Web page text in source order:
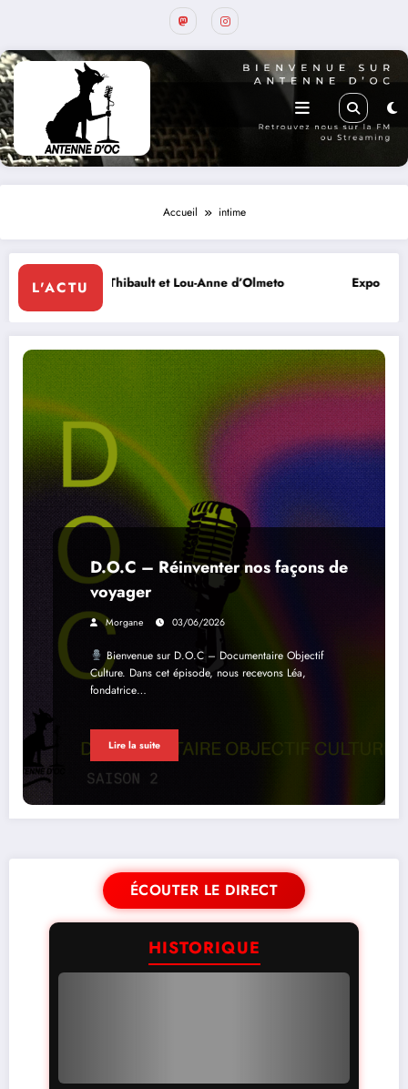
Accueil intime
L'ACTU
RADIO, Thibault et Lou-Anne d’Olmeto Expo Forum
D.O.C – Réinventer nos façons de
voyager
Morgane 03/06/2026
Bienvenue sur D.O.C – Documentaire Objectif
Culture. Dans cet épisode, nous recevons Léa,
fondatrice…
Lire la suite
ÉCOUTER LE DIRECT
HISTORIQUE